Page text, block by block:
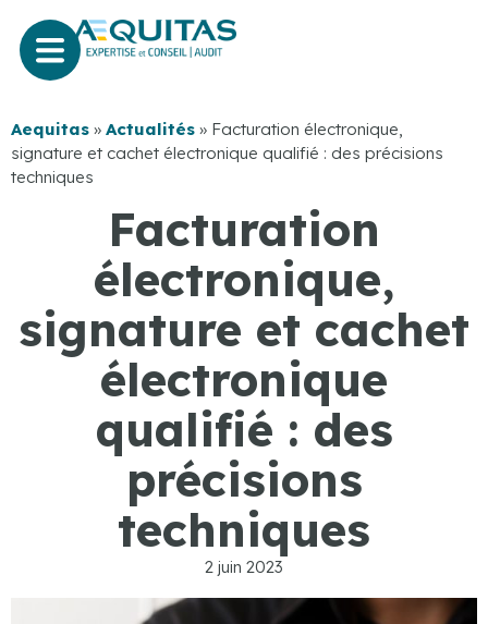
Aequitas » Actualités » Facturation électronique,
signature et cachet électronique qualifié : des précisions
techniques
Facturation
électronique,
signature et cachet
électronique
qualifié : des
précisions
techniques
2 juin 2023